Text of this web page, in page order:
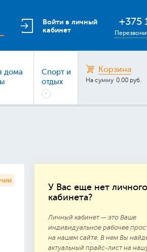
Войти в личный
кабинет
+375
дома
Спорт и
отдых
Корзина
На сумму 0.00 руб.
У Вас еще нет личного
кабинета?
Личный кабинет — это Ваше
индивидуальное рабочее
на нашем сайте. В нем Вы
актуальный прайс-лист на